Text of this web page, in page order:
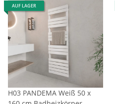
AUF LAGER
H03 PANDEMA Weiß 50 x